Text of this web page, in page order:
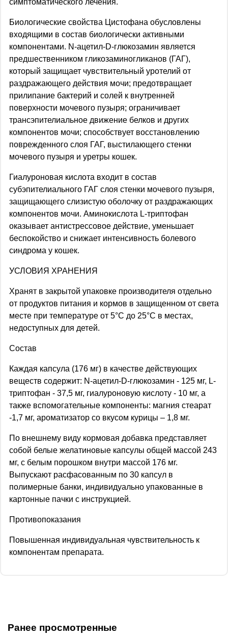
симптоматического лечения.
Биологические свойства Цистофана обусловлены
входящими в состав биологически активными
компонентами. N-ацетил-D-глюкозамин является
предшественником гликозаминогликанов (ГАГ),
который защищает чувствительный уротелий от
раздражающего действия мочи; предотвращает
прилипание бактерий и солей к внутренней
поверхности мочевого пузыря; ограничивает
трансэпителиальное движение белков и других
компонентов мочи; способствует восстановлению
поврежденного слоя ГАГ, выстилающего стенки
мочевого пузыря и уретры кошек.
Гиалуроновая кислота входит в состав
субэпителиального ГАГ слоя стенки мочевого пузыря,
защищающего слизистую оболочку от раздражающих
компонентов мочи. Аминокислота L-триптофан
оказывает антистрессовое действие, уменьшает
беспокойство и снижает интенсивность болевого
синдрома у кошек.
УСЛОВИЯ ХРАНЕНИЯ
Хранят в закрытой упаковке производителя отдельно
от продуктов питания и кормов в защищенном от света
месте при температуре от 5°С до 25°С в местах,
недоступных для детей.
Состав
Каждая капсула (176 мг) в качестве действующих
веществ содержит: N-ацетил-D-глюкозамин - 125 мг, L-
триптофан - 37,5 мг, гиалуроновую кислоту - 10 мг, а
также вспомогательные компоненты: магния стеарат
-1,7 мг, ароматизатор со вкусом курицы – 1,8 мг.
По внешнему виду кормовая добавка представляет
собой белые желатиновые капсулы общей массой 243
мг, с белым порошком внутри массой 176 мг.
Выпускают расфасованным по 30 капсул в
полимерные банки, индивидуально упакованные в
картонные пачки с инструкцией.
Противопоказания
Повышенная индивидуальная чувствительность к
компонентам препарата.
Ранее просмотренные